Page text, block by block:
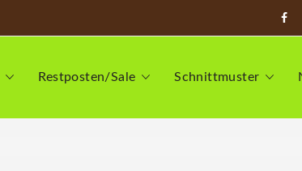
Restposten/Sale Schnittmuster